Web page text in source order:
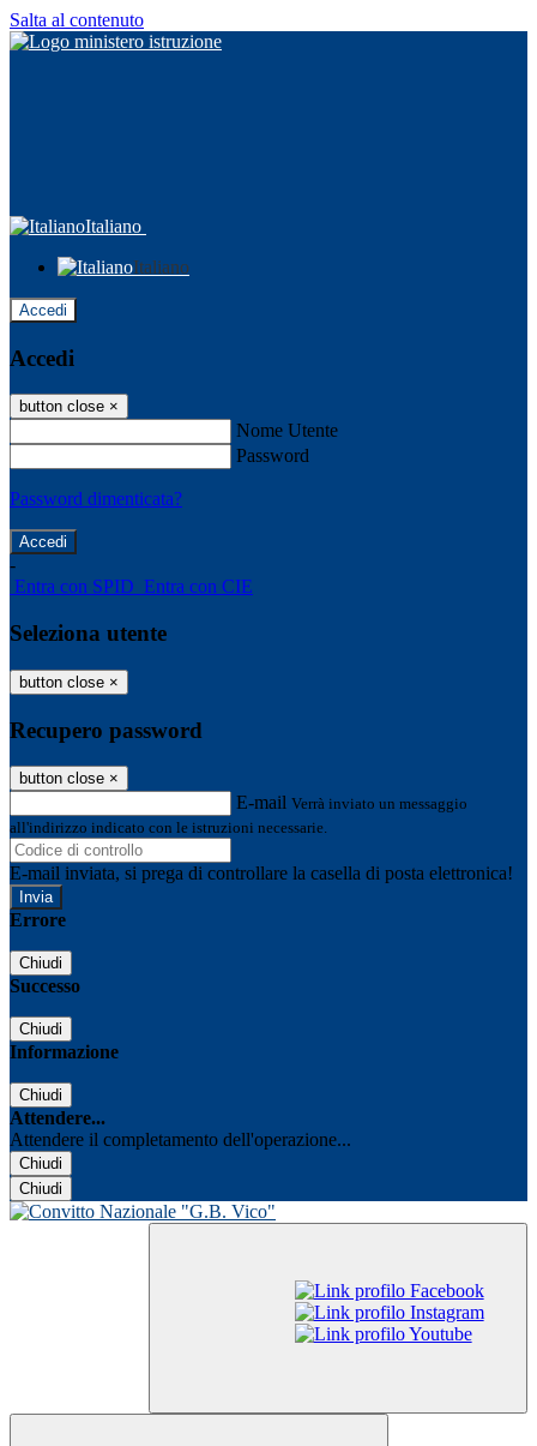
Salta al contenuto
Italiano
Italiano
Accedi
Accedi
button close ×
Nome Utente
Password
Password dimenticata?
-
Entra con SPID Entra con CIE
Seleziona utente
button close ×
Recupero password
button close ×
E-mail Verrà inviato un messaggio
all'indirizzo indicato con le istruzioni necessarie.
E-mail inviata, si prega di controllare la casella di posta elettronica!
Errore
Chiudi
Successo
Chiudi
Informazione
Chiudi
Attendere...
Attendere il completamento dell'operazione...
Chiudi
Chiudi